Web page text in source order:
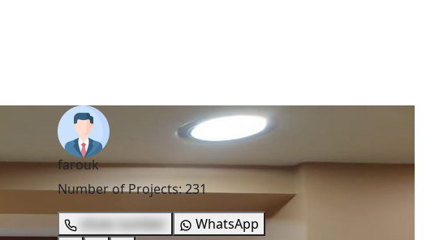
farouk
Number of Projects:231
show number
WhatsApp